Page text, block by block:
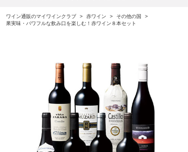
ワイン通販のマイワインクラブ > 赤ワイン > その他の国
>
果実味・パワフルな飲み口を楽しむ！赤ワイン８本セット